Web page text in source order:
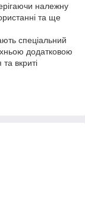
належну
та ще
спеціальний
додатковою
вкриті